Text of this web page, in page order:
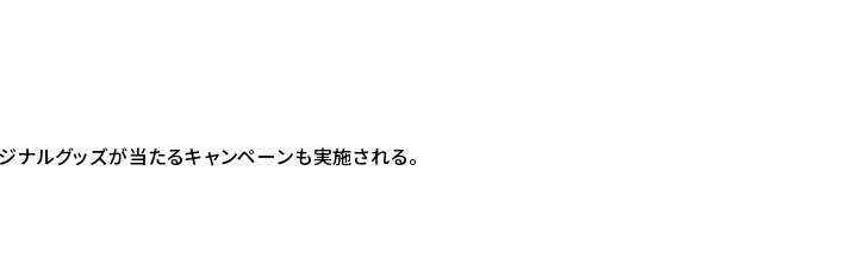
ルグッズが当たるキャンペーンも実施される。